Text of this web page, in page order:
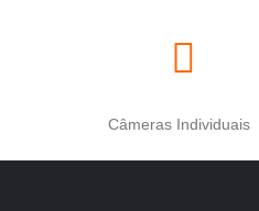
Câmeras Individuais